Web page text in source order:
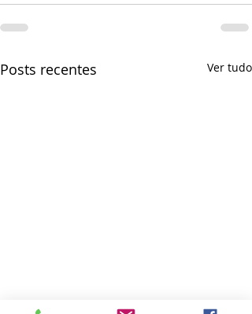
Posts recentes Ver tudo